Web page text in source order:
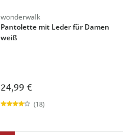
wonderwalk
Pantolette mit Leder für Damen
weiß
24,99 €
(18)